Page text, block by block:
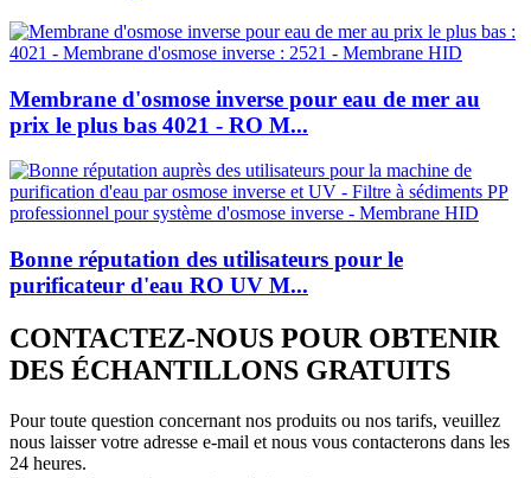
Membrane d'osmose inverse pour eau de mer au
prix le plus bas 4021 - RO M...
Bonne réputation des utilisateurs pour le
purificateur d'eau RO UV M...
CONTACTEZ-NOUS POUR OBTENIR
DES ÉCHANTILLONS GRATUITS
Pour toute question concernant nos produits ou nos tarifs, veuillez
nous laisser votre adresse e-mail et nous vous contacterons dans les
24 heures.